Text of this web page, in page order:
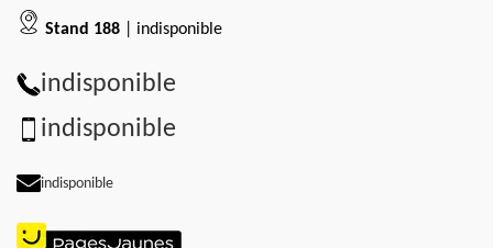
Stand 188 | indisponible
indisponible
indisponible
indisponible